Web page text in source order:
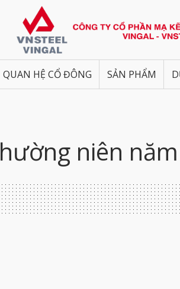
QUAN HỆ CỔ ĐÔNG SẢN PHẨM
niên